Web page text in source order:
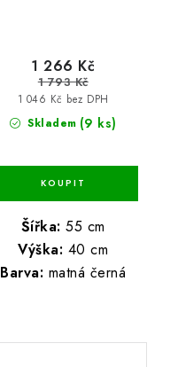
Skladem (9 ks)
1 046 Kč bez DPH
1 266 Kč
1 793 Kč
Šířka: 55 cm
Výška: 40 cm
Barva: matná černá